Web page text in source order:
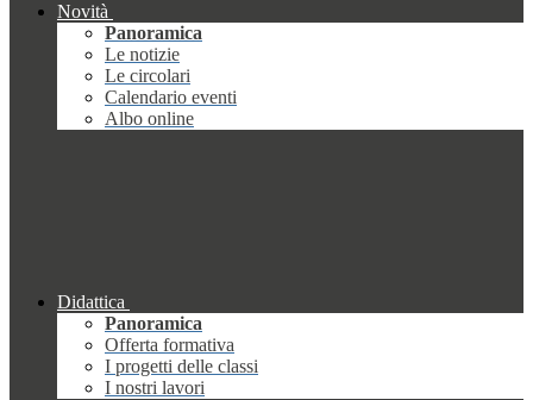
Novità
Panoramica
Le notizie
Le circolari
Calendario eventi
Albo online
Didattica
Panoramica
Offerta formativa
I progetti delle classi
I nostri lavori